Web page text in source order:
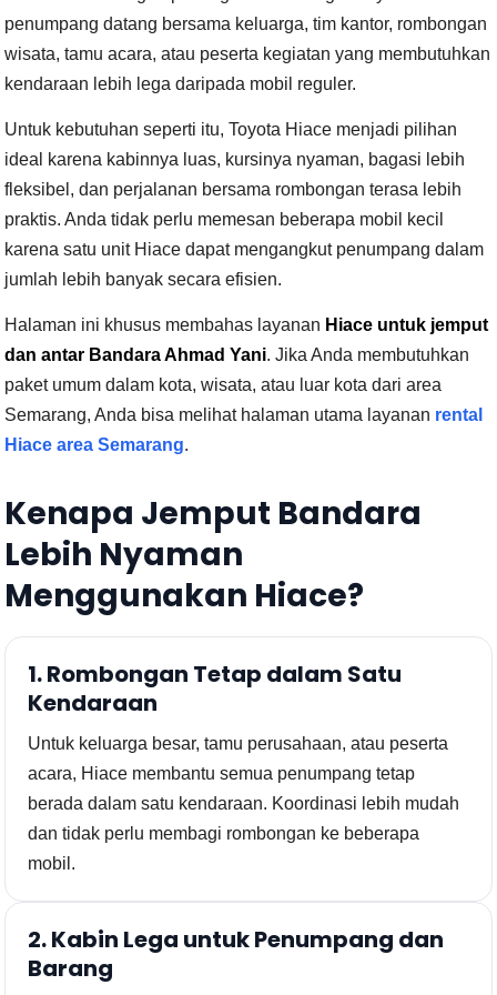
penumpang datang bersama keluarga, tim kantor, rombongan
wisata, tamu acara, atau peserta kegiatan yang membutuhkan
kendaraan lebih lega daripada mobil reguler.
Untuk kebutuhan seperti itu, Toyota Hiace menjadi pilihan
ideal karena kabinnya luas, kursinya nyaman, bagasi lebih
fleksibel, dan perjalanan bersama rombongan terasa lebih
praktis. Anda tidak perlu memesan beberapa mobil kecil
karena satu unit Hiace dapat mengangkut penumpang dalam
jumlah lebih banyak secara efisien.
Halaman ini khusus membahas layanan Hiace untuk jemput
dan antar Bandara Ahmad Yani. Jika Anda membutuhkan
paket umum dalam kota, wisata, atau luar kota dari area
Semarang, Anda bisa melihat halaman utama layanan rental
Hiace area Semarang.
Kenapa Jemput Bandara
Lebih Nyaman
Menggunakan Hiace?
1. Rombongan Tetap dalam Satu
Kendaraan
Untuk keluarga besar, tamu perusahaan, atau peserta
acara, Hiace membantu semua penumpang tetap
berada dalam satu kendaraan. Koordinasi lebih mudah
dan tidak perlu membagi rombongan ke beberapa
mobil.
2. Kabin Lega untuk Penumpang dan
Barang